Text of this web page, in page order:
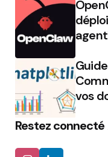
vos
Restez connecté